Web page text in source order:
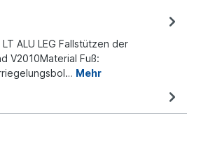
ALU LEG Fallstützen der
V2010Material Fuß:
Mehr